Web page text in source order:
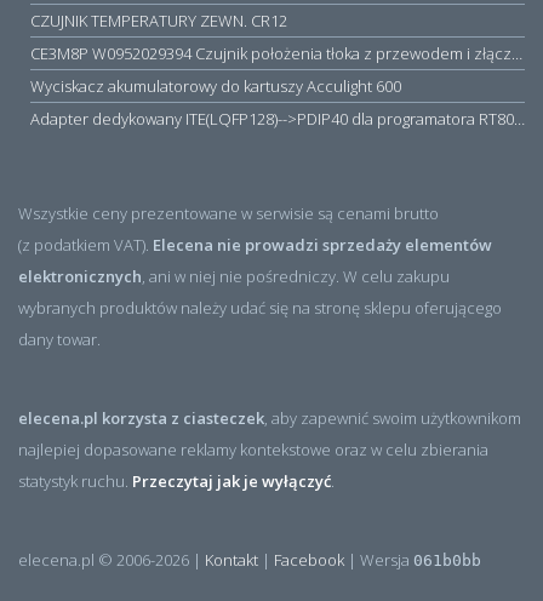
CZUJNIK TEMPERATURY ZEWN. CR12
CE3M8P W0952029394 Czujnik położenia tłoka z przewodem i złączem M8, PNP NO, 10...30VDC, 100mA, METALWORK, METAL WORK jak MZT1-0
Wyciskacz akumulatorowy do kartuszy Acculight 600
Adapter dedykowany ITE(LQFP128)-->PDIP40 dla programatora RT809H/RT809F (simple)
Wszystkie ceny prezentowane w serwisie są cenami brutto
(z podatkiem VAT). Elecena nie prowadzi sprzedaży elementów
elektronicznych , ani w niej nie pośredniczy. W celu zakupu
wybranych produktów należy udać się na stronę sklepu oferującego
dany towar.
elecena.pl korzysta z ciasteczek , aby zapewnić swoim użytkownikom
najlepiej dopasowane reklamy kontekstowe oraz w celu zbierania
statystyk ruchu. Przeczytaj jak je wyłączyć
elecena.pl © 2006-2026 | Kontakt | Facebook | Wersja 061b0bb